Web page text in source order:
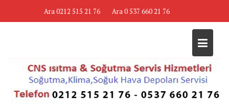
Ara 0212 515 21 76 Ara 0 537 660 21 76